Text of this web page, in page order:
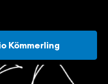
Kömmerling